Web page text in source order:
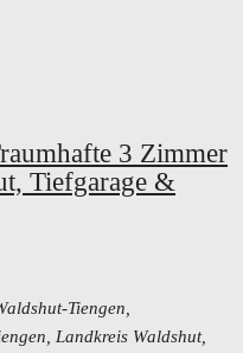
3 Zimmer
Tiefgarage &
Tiengen,
Landkreis Waldshut,